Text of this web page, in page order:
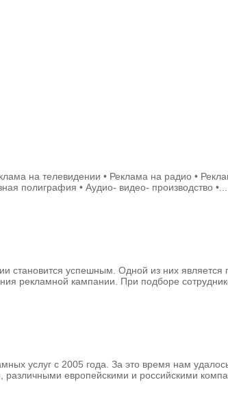
на телевидении • Реклама на радио •
полиграфия • Аудио- видео- производство •...
становится успешным. Одной из них
рекламной кампании. При подборе
услуг с 2005 года. За это время нам
европейскими и российскими